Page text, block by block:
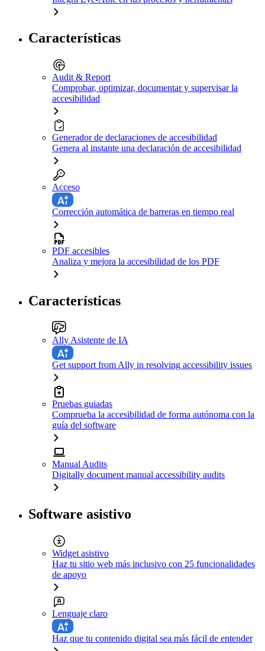
Características
Audit & Report
Comprobar, optimizar, documentar y supervisar la
accesibilidad
Generador de declaraciones de accesibilidad
Genera al instante una declaración de accesibilidad
Acceso
Corrección automática de barreras en tiempo real
PDF accesibles
Analiza y mejora la accesibilidad de los PDF
Características
Ally Asistente de IA
Get support from Ally in resolving accessibility issues
Pruebas guiadas
Comprueba la accesibilidad de forma autónoma con la
guía del software
Manual Audits
Digitally document manual accessibility audits
Software asistivo
Widget asistivo
Haz tu sitio web más inclusivo con 25 funcionalidades
de apoyo
Lenguaje claro
Haz que tu contenido digital sea más fácil de entender